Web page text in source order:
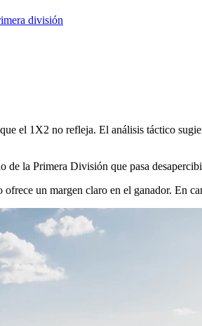
división
el 1X2 no refleja. El análisis táctico
la Primera División que pasa
un margen claro en el ganador. En